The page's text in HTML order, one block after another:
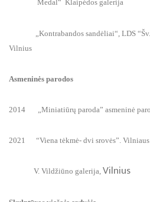
Medal“ Klaipėdos galerija
„Kontrabandos sandėliai“, LDS “Šv.
Vilnius
Asmeninės parodos
2014 „Miniatiūrų paroda” asmeninė
2021 “Viena tėkmė- dvi srovės”. Vilniaus
V. Vildžiūno galerija, Vilnius